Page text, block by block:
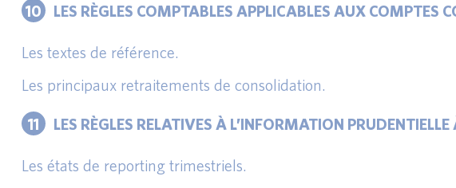
10 LES RÈGLES COMPTABLES APPLICABLES AUX COMPTES
Les textes de référence.
Les principaux retraitements de consolidation.
11 LES RÈGLES RELATIVES À L’INFORMATION
Les états de reporting trimestriels.